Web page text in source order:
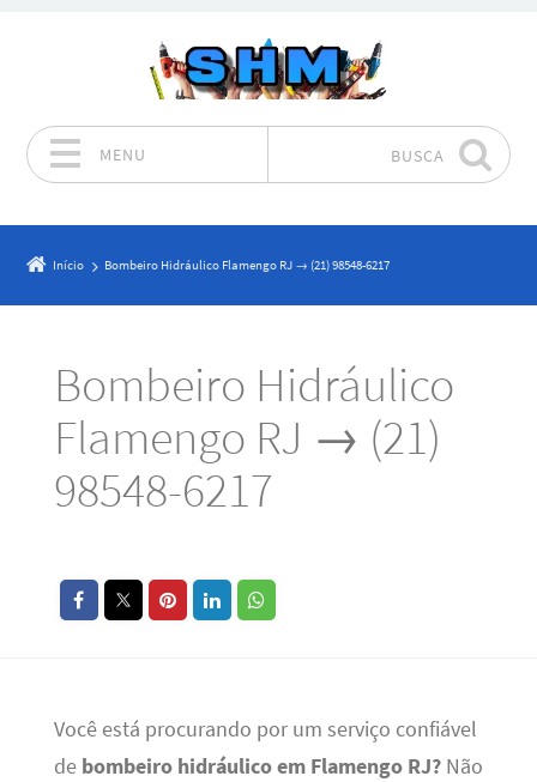
MENU BUSCA
Início Bombeiro Hidráulico Flamengo RJ → (21) 98548-6217
Bombeiro Hidráulico
Flamengo RJ → (21)
98548-6217
Você está procurando por um serviço confiável
de bombeiro hidráulico em Flamengo RJ?Não